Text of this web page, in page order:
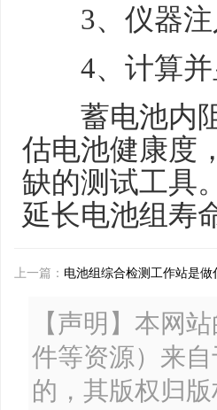
3、仪器注
4、计算并
蓄电池内阻
估电池健康度
缺的测试工具
延长电池组寿
上一篇： 电池组综合检测工作站是做
【声明】本网
件等资源）来
的，其版权归